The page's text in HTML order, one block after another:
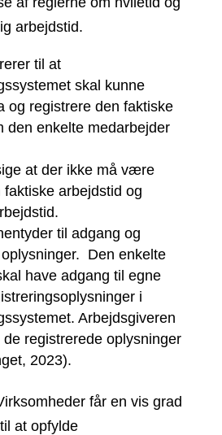
arbejdstid.
til at
skal kunne
og registrere den faktiske
den enkelte medarbejder
at der ikke må være
arbejdstid og
til adgang og
Den enkelte
have adgang til egne
i
Arbejdsgiveren
registrerede oplysninger
2023).
får en vis grad
at opfylde